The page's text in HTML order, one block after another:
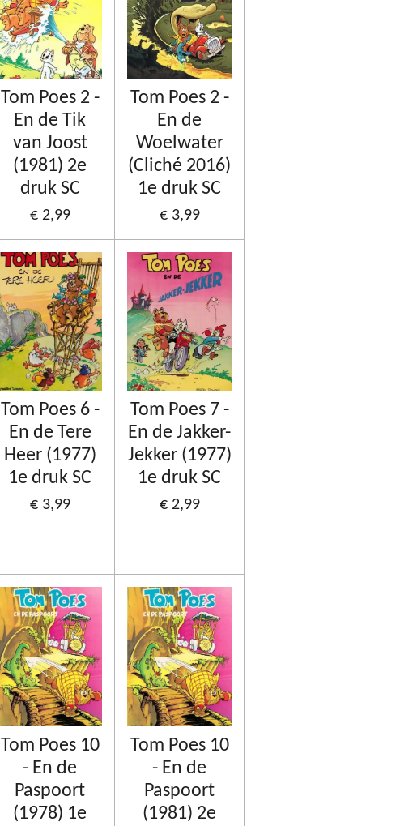
Tom Poes 2 -
En de Tik
van Joost
(1981) 2e
druk SC
€ 2,99
Tom Poes 2 -
En de
Woelwater
(Cliché 2016)
1e druk SC
€ 3,99
Tom Poes 6 -
En de Tere
Heer (1977)
1e druk SC
€ 3,99
Tom Poes 7 -
En de Jakker-
Jekker (1977)
1e druk SC
€ 2,99
Tom Poes 10
- En de
Paspoort
(1978) 1e
Tom Poes 10
- En de
Paspoort
(1981) 2e